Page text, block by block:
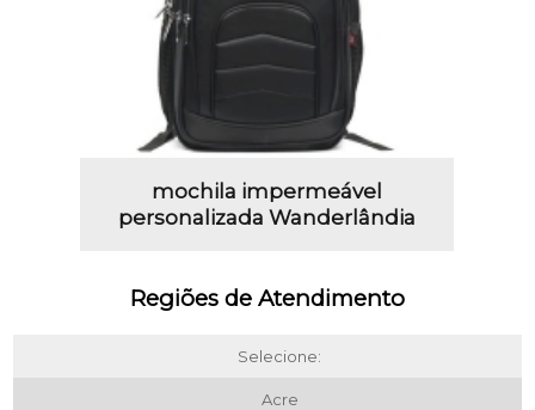
mochila impermeável
personalizada Wanderlândia
Regiões de Atendimento
Selecione:
Acre